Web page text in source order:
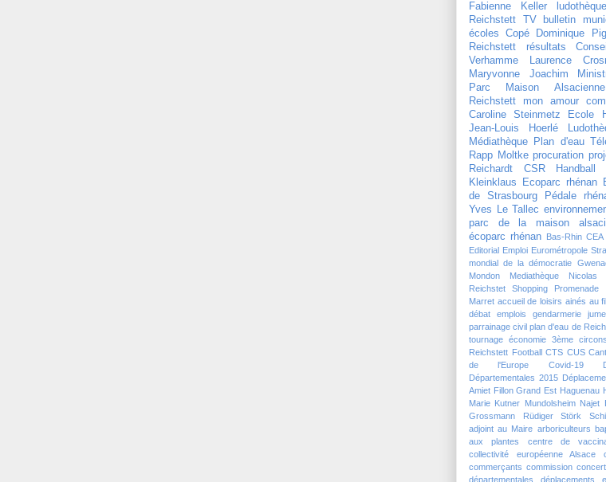
Fabienne Keller
ludothèque
Reichstett TV
bulletin
écoles
Copé
Dominique
Reichstett
résultats
Verhamme
Laurence
Maryvonne Joachim
Parc Maison Alsacienne
Reichstett mon amour
Caroline Steinmetz
Ecole
Jean-Louis Hoerlé
Médiathèque
Plan d'eau
Rapp Moltke procuration
Reichardt
CSR Handball
Kleinklaus
Ecoparc rhénan
de Strasbourg
Pédale
Yves Le Tallec
parc de la maison
écoparc rhénan
Bas-Rhin CEA
Editorial
Emploi Eurométropole
mondial de la démocratie
Mondon
Mediathèque
Nicolas
Reichstet
Shopping
Marret accueil de loisirs ainés au
débat
emplois gendarmerie
parrainage civil plan d'eau de
tournage économie 3ème
Reichstett Football
CTS CUS
de l'Europe
Covid-19
Départementales 2015
Amiet Fillon Grand Est Haguenau
Marie Kutner Mundolsheim Najet
Grossmann
Rüdiger Störk
adjoint au Maire arboriculteurs
aux plantes
centre de
collectivité européenne Alsace
commerçants commission concert
départementales
déplacements